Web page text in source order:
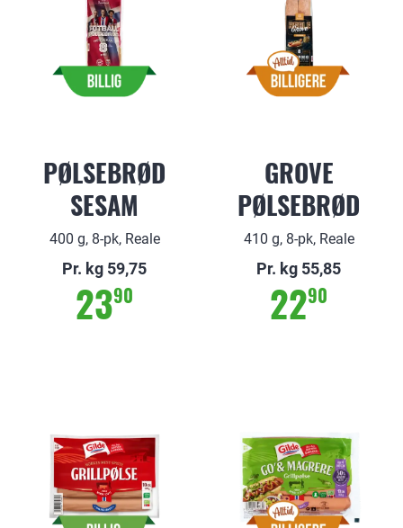
PØLSEBRØD
SESAM
400 g, 8-pk, Reale
Pr. kg 59,75
2390
GROVE
PØLSEBRØD
410 g, 8-pk, Reale
Pr. kg 55,85
2290